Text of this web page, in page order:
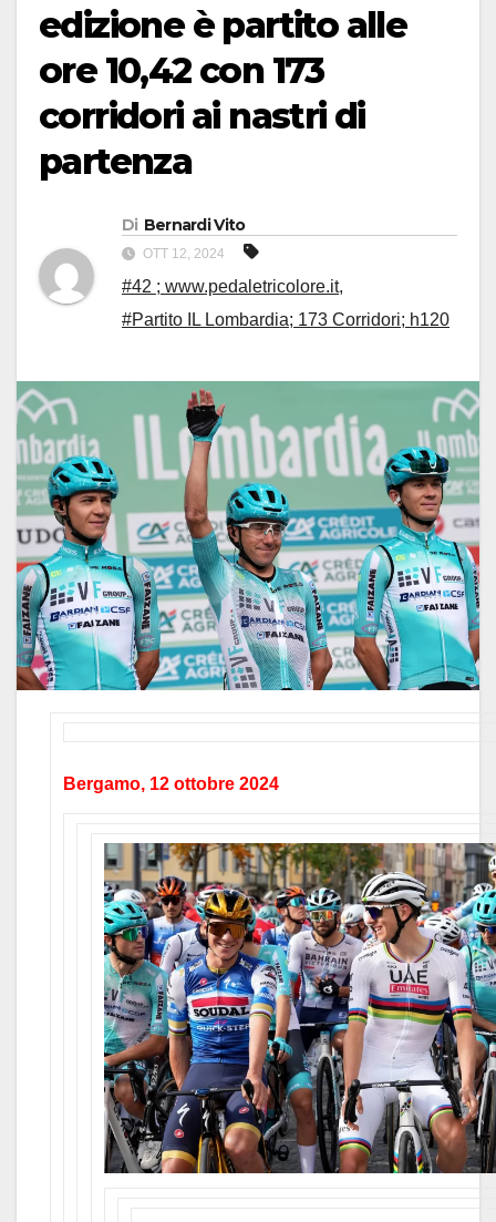
edizione è partito alle
ore 10,42 con 173
corridori ai nastri di
partenza
Di Bernardi Vito
OTT 12, 2024
#42 ; www.pedaletricolore.it,
#Partito IL Lombardia; 173 Corridori; h120
Bergamo, 12 ottobre 2024